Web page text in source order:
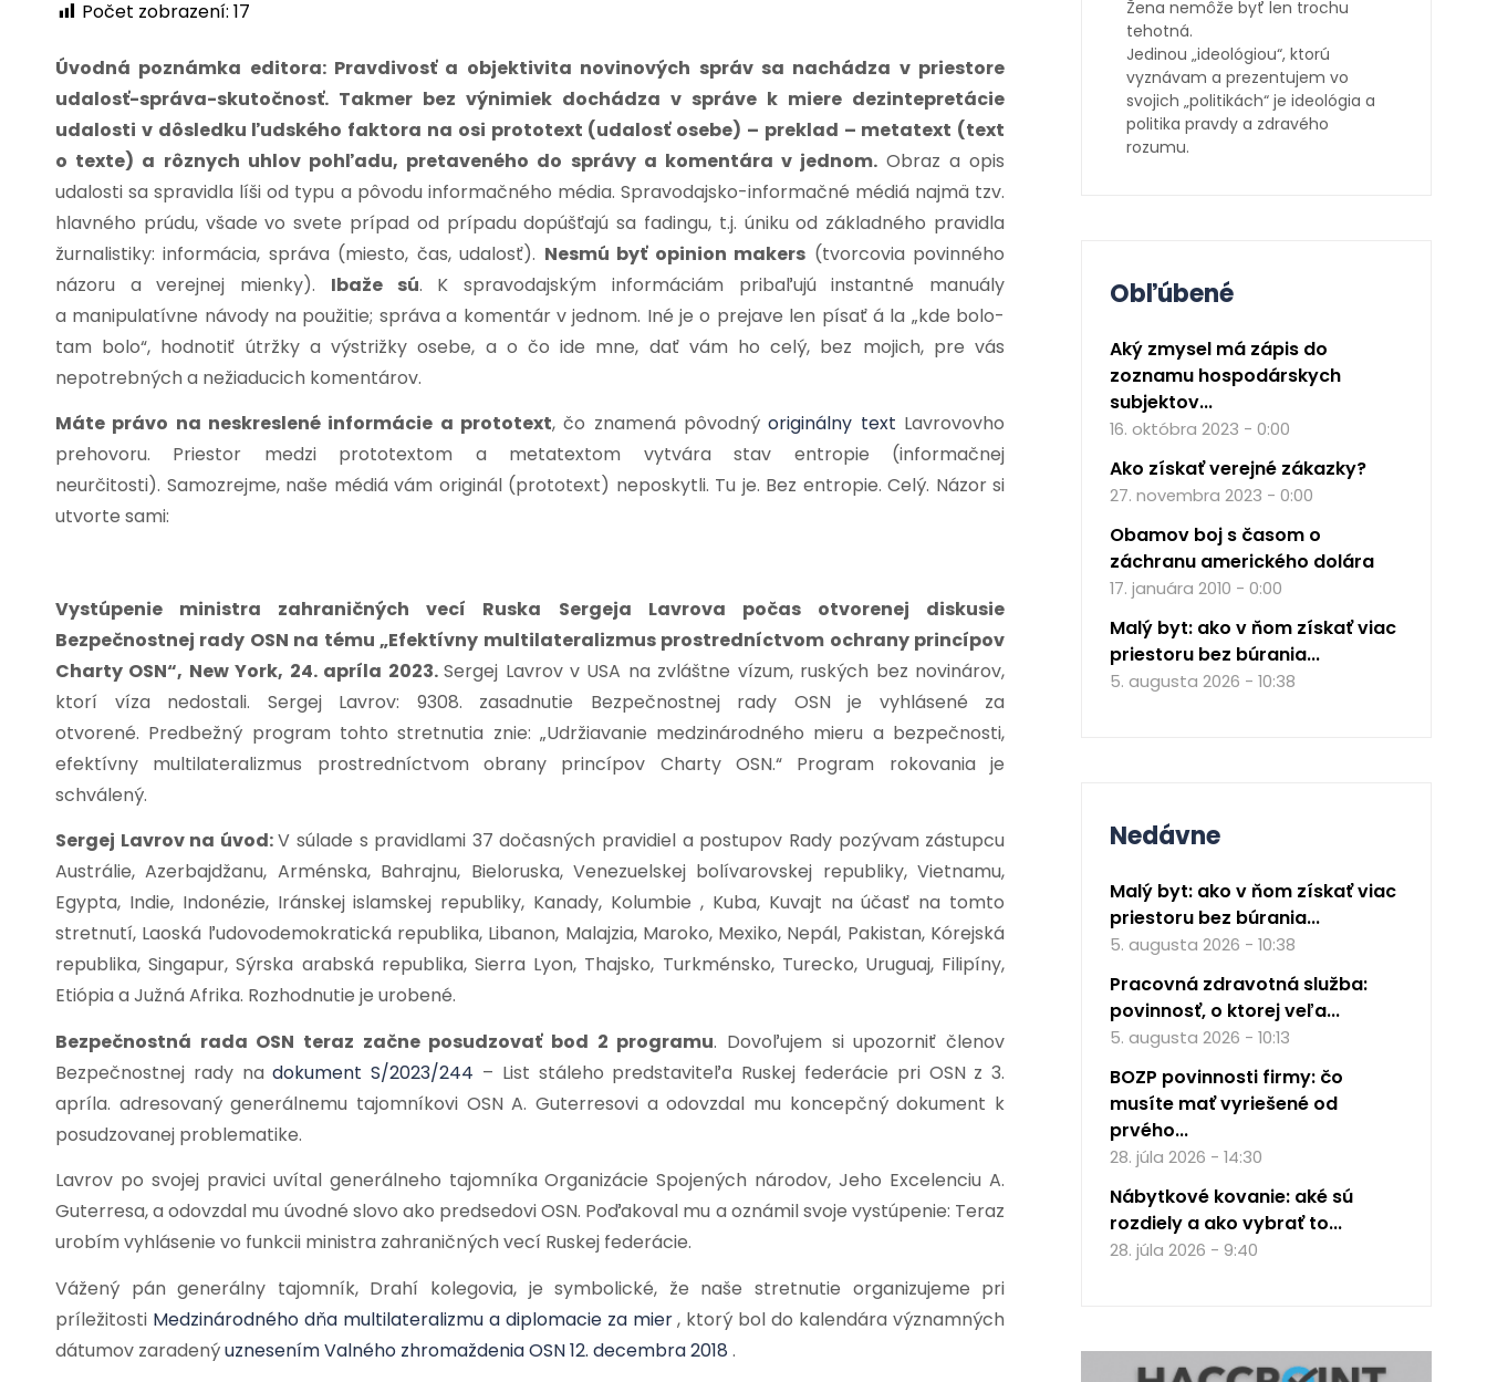
Počet zobrazení: 17
Úvodná poznámka editora: Pravdivosť a objektivita novinových správ sa nachádza v priestore
udalosť-správa-skutočnosť. Takmer bez výnimiek dochádza v správe k miere dezintepretácie
udalosti v dôsledku ľudského faktora na osi prototext (udalosť osebe) – preklad – metatext (text
o texte) a rôznych uhlov pohľadu, pretaveného do správy a komentára v jednom. Obraz a opis
udalosti sa spravidla líši od typu a pôvodu informačného média. Spravodajsko-informačné médiá najmä tzv.
hlavného prúdu, všade vo svete prípad od prípadu dopúšťajú sa fadingu, t.j. úniku od základného pravidla
žurnalistiky: informácia, správa (miesto, čas, udalosť). Nesmú byť opinion makers (tvorcovia povinného
názoru a verejnej mienky). Ibaže sú. K spravodajským informáciám pribaľujú instantné manuály
a manipulatívne návody na použitie; správa a komentár v jednom. Iné je o prejave len písať á la „kde bolo-
tam bolo“, hodnotiť útržky a výstrižky osebe, a o čo ide mne, dať vám ho celý, bez mojich, pre vás
nepotrebných a nežiaducich komentárov.
Máte právo na neskreslené informácie a prototext, čo znamená pôvodnýoriginálny text Lavrovovho
prehovoru. Priestor medzi prototextom a metatextom vytvára stav entropie (informačnej
neurčitosti). Samozrejme, naše médiá vám originál (prototext) neposkytli. Tu je. Bez entropie. Celý. Názor si
utvorte sami:
Vystúpenie ministra zahraničných vecí Ruska Sergeja Lavrova počas otvorenej diskusie
Bezpečnostnej rady OSN na tému „Efektívny multilateralizmus prostredníctvom ochrany princípov
Charty OSN“, New York, 24. apríla 2023.Sergej Lavrov v USA na zvláštne vízum, ruských bez novinárov,
ktorí víza nedostali. Sergej Lavrov: 9308. zasadnutie Bezpečnostnej rady OSN je vyhlásené za
otvorené. Predbežný program tohto stretnutia znie: „Udržiavanie medzinárodného mieru a bezpečnosti,
efektívny multilateralizmus prostredníctvom obrany princípov Charty OSN.“ Program rokovania je
schválený.
Sergej Lavrov na úvod:V súlade s pravidlami 37 dočasných pravidiel a postupov Rady pozývam zástupcu
Austrálie, Azerbajdžanu, Arménska, Bahrajnu, Bieloruska, Venezuelskej bolívarovskej republiky, Vietnamu,
Egypta, Indie, Indonézie, Iránskej islamskej republiky, Kanady, Kolumbie , Kuba, Kuvajt na účasť na tomto
stretnutí, Laoská ľudovodemokratická republika, Libanon, Malajzia, Maroko, Mexiko, Nepál, Pakistan, Kórejská
republika, Singapur, Sýrska arabská republika, Sierra Lyon, Thajsko, Turkménsko, Turecko, Uruguaj, Filipíny,
Etiópia a Južná Afrika. Rozhodnutie je urobené.
Bezpečnostná rada OSN teraz začne posudzovať bod 2 programu. Dovoľujem si upozorniť členov
Bezpečnostnej rady nadokument S/2023/244 – List stáleho predstaviteľa Ruskej federácie pri OSN z 3.
apríla. adresovaný generálnemu tajomníkovi OSN A. Guterresovi a odovzdal mu koncepčný dokument k
posudzovanej problematike.
Lavrov po svojej pravici uvítal generálneho tajomníka Organizácie Spojených národov, Jeho Excelenciu A.
Guterresa, a odovzdal mu úvodné slovo ako predsedovi OSN. Poďakoval mu a oznámil svoje vystúpenie: Teraz
urobím vyhlásenie vo funkcii ministra zahraničných vecí Ruskej federácie.
Vážený pán generálny tajomník, Drahí kolegovia, je symbolické, že naše stretnutie organizujeme pri
príležitosti Medzinárodného dňa multilateralizmu a diplomacie za mier, ktorý bol do kalendára významných
dátumov zaradenýuznesením Valného zhromaždenia OSN 12. decembra 2018 .
Žena nemôže byť len trochu
tehotná.
Jedinou „ideológiou“, ktorú
vyznávam a prezentujem vo
svojich „politikách“ je ideológia a
politika pravdy a zdravého
rozumu.
Obľúbené
Aký zmysel má zápis do
zoznamu hospodárskych
subjektov...
16. októbra 2023 - 0:00
Ako získať verejné zákazky?
27. novembra 2023 - 0:00
Obamov boj s časom o
záchranu amerického dolára
17. januára 2010 - 0:00
Malý byt: ako v ňom získať viac
priestoru bez búrania...
5. augusta 2026 - 10:38
Nedávne
Malý byt: ako v ňom získať viac
priestoru bez búrania...
5. augusta 2026 - 10:38
Pracovná zdravotná služba:
povinnosť, o ktorej veľa...
5. augusta 2026 - 10:13
BOZP povinnosti firmy: čo
musíte mať vyriešené od
prvého...
28. júla 2026 - 14:30
Nábytkové kovanie: aké sú
rozdiely a ako vybrať to...
28. júla 2026 - 9:40